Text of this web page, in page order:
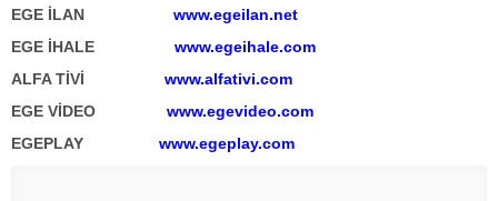
EGE İLAN www.egeilan.net
EGE İHALE www.egeihale.com
ALFA TİVİ www.alfativi.com
EGE VİDEO www.egevideo.com
EGEPLAY www.egeplay.com